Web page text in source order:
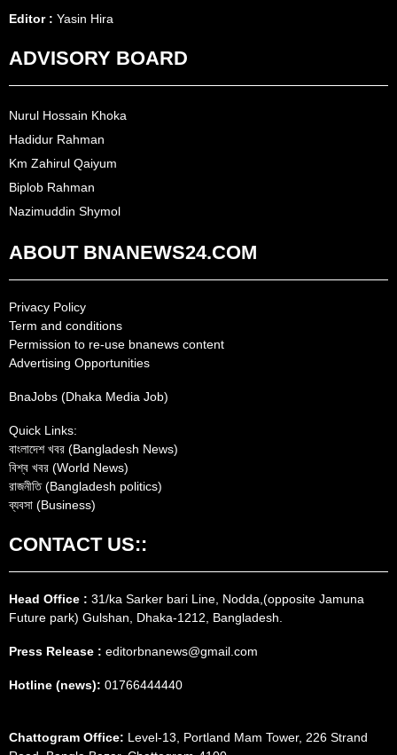
Editor : Yasin Hira
ADVISORY BOARD
Nurul Hossain Khoka
Hadidur Rahman
Km Zahirul Qaiyum
Biplob Rahman
Nazimuddin Shymol
ABOUT BNANEWS24.COM
Privacy Policy
Term and conditions
Permission to re-use bnanews content
Advertising Opportunities
BnaJobs (Dhaka Media Job)
Quick Links:
বাংলাদেশ খবর (Bangladesh News)
বিশ্ব খবর (World News)
রাজনীতি (Bangladesh politics)
ব্যবসা (Business)
CONTACT US::
Head Office : 31/ka Sarker bari Line, Nodda,(opposite Jamuna
Future park) Gulshan, Dhaka-1212, Bangladesh.
Press Release : editorbnanews@gmail.com
Hotline (news): 01766444440
Chattogram Office: Level-13, Portland Mam Tower, 226 Strand